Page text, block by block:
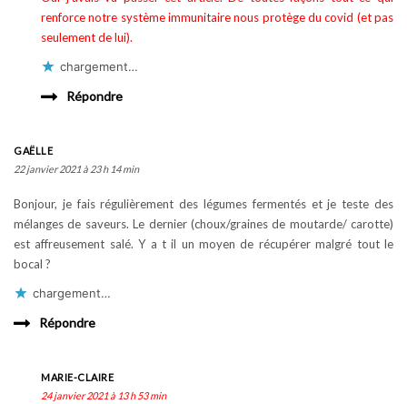
renforce notre système immunitaire nous protège du covid (et pas
seulement de lui).
chargement…
Répondre
GAËLLE
22 janvier 2021 à 23 h 14 min
Bonjour, je fais régulièrement des légumes fermentés et je teste des
mélanges de saveurs. Le dernier (choux/graines de moutarde/ carotte)
est affreusement salé. Y a t il un moyen de récupérer malgré tout le
bocal ?
chargement…
Répondre
MARIE-CLAIRE
24 janvier 2021 à 13 h 53 min